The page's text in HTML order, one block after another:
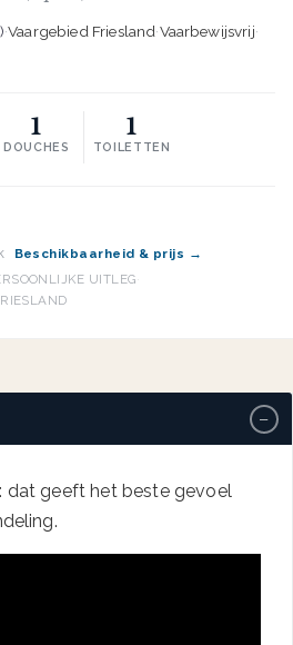
·Vaargebied Friesland·Vaarbewijsvrij·
1
DOUCHES
1
TOILETTEN
Beschikbaarheid & prijs →
UITLEG·
−
dat geeft het beste gevoel